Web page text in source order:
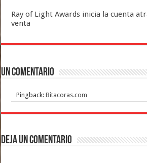
Ray of Light Awards inicia la cuenta
venta
Un comentario
Pingback:Bitacoras.com
Deja un comentario